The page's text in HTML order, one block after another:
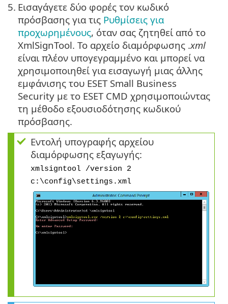
5. Εισαγάγετε δύο φορές τον κωδικό
πρόσβασης για τις Ρυθμίσεις για
προχωρημένους, όταν σας ζητηθεί από το
XmlSignTool. Το αρχείο διαμόρφωσης .xml
είναι πλέον υπογεγραμμένο και μπορεί να
χρησιμοποιηθεί για εισαγωγή μιας άλλης
εμφάνισης του ESET Small Business
Security με το ESET CMD χρησιμοποιώντας
τη μέθοδο εξουσιοδότησης κωδικού
πρόσβασης.
Εντολή υπογραφής αρχείου
διαμόρφωσης εξαγωγής:
xmlsigntool /version 2
c:\config\settings.xml